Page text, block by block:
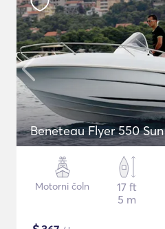
Beneteau Flyer 550
Motorni čoln
17 ft
5 m